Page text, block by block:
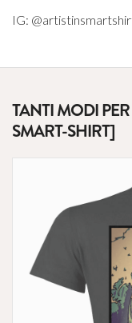
IG:
TANTI MODI
SMART-SHIRT]